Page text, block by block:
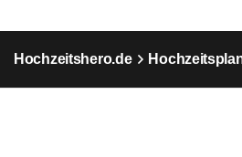
Hochzeitshero.de